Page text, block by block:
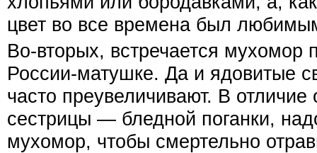
цвет во все времена был
Во-вторых, встречается мухомор
России-матушке. Да и ядовитые
часто преувеличивают. В отличие
сестрицы — бледной поганки,
мухомор, чтобы смертельно